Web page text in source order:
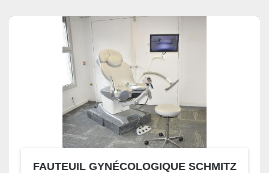
FAUTEUIL GYNÉCOLOGIQUE SCHMITZ